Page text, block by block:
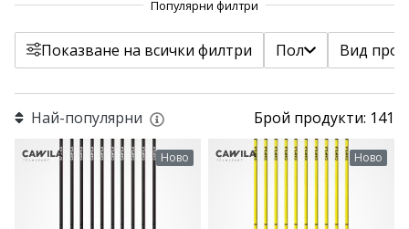
1 мин. четене
Станете
амбасадор
волейболна
марка
Показване на всички филтри Пол Вид
цвят
Клубни продажби
Най-популярни Брой продукти: 141
Ново Ново